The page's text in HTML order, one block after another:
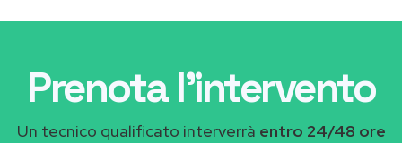
Prenota l'intervento
Un tecnico qualificato interverrà entro 24/48 ore